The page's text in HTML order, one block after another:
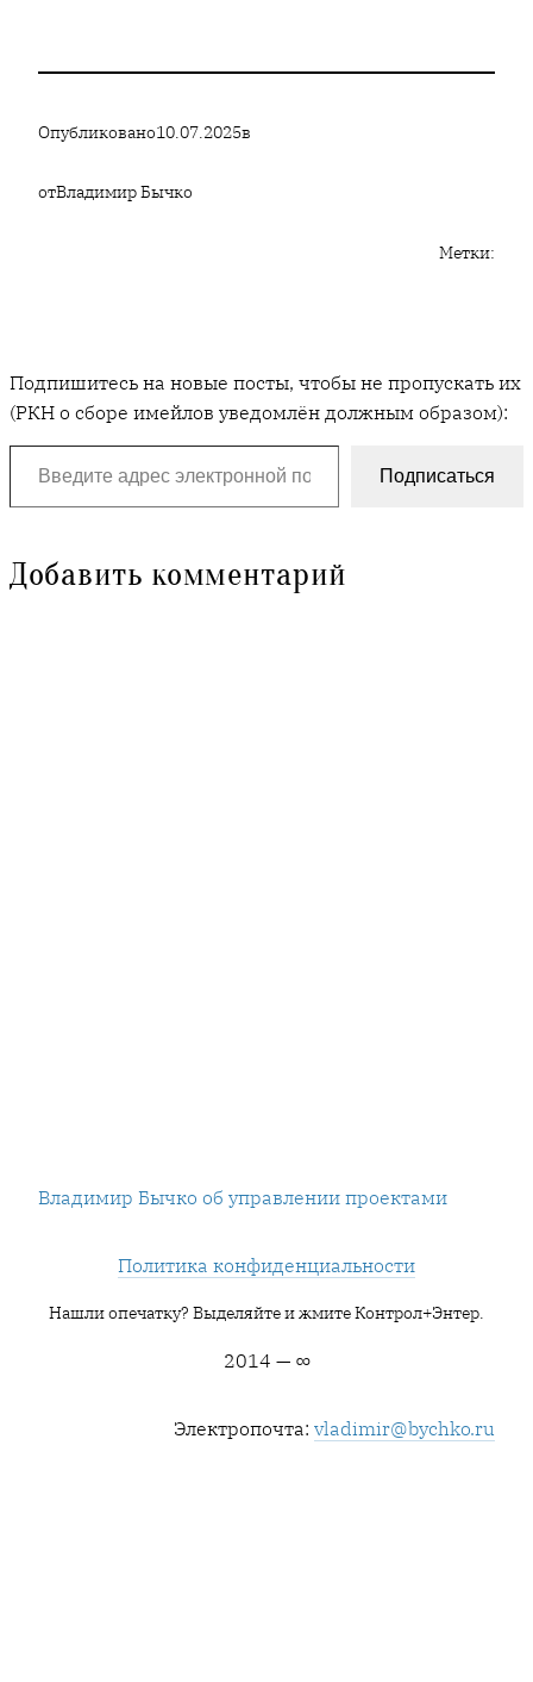
Опубликовано10.07.2025в
отВладимир Бычко
Метки:
Подпишитесь на новые посты, чтобы не пропускать их
(РКН о сборе имейлов уведомлён должным образом):
Введите адрес электронной почты…
Подписаться
Добавить комментарий
Владимир Бычко об управлении проектами
Политика конфиденциальности
Нашли опечатку? Выделяйте и жмите Контрол+Энтер.
2014 — ∞
Электропочта: vladimir@bychko.ru